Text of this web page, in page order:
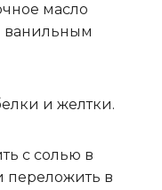
масло
ванильным
и желтки.
с солью в
переложить в